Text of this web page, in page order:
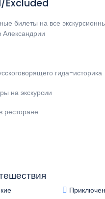
Excluded
билеты на все
гида-историка
на экскурсии
ресторане